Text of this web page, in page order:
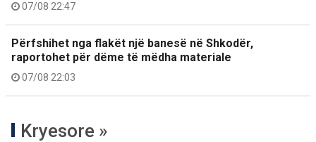
07/08 22:47
Përfshihet nga flakët një banesë në Shkodër,
raportohet për dëme të mëdha materiale
07/08 22:03
Kryesore »